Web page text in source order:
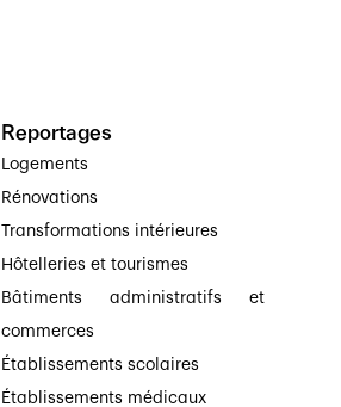
Reportages
Logements
Rénovations
Transformations intérieures
Hôtelleries et tourismes
Bâtiments administratifs et
commerces
Établissements scolaires
Établissements médicaux